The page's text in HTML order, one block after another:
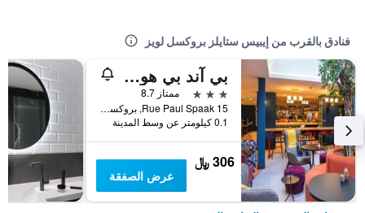
فنادق بالقرب من إيبيس ستايلز بروكسل لويز
بي آند بي هوتول بروسيل سنتر لويس
3 نجوم
ممتاز 8.7
Rue Paul Spaak 15, بروكسل, بلجيكا
0.1 كيلومتر عن وسط المدينة
306 ﷼
عرض الصفقة